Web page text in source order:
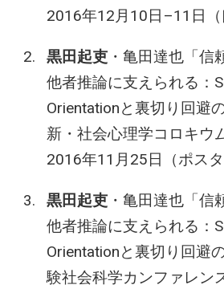
2016年12月10日–11日（
黒田起吏・亀田達也「信
他者推論に支えられる：
Orientationと裏切り回避
新・社会心理学コロキウ
2016年11月25日（ポス
黒田起吏・亀田達也「信
他者推論に支えられる：
Orientationと裏切り回避
験社会科学カンファレン